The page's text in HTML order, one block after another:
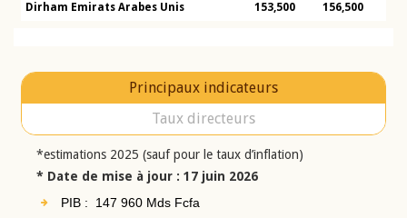
Dirham Emirats Arabes Unis 153,500 156,500
Principaux indicateurs
Taux directeurs
*estimations 2025 (sauf pour le taux d’inflation)
* Date de mise à jour : 17 juin 2026
PIB : 147 960 Mds Fcfa